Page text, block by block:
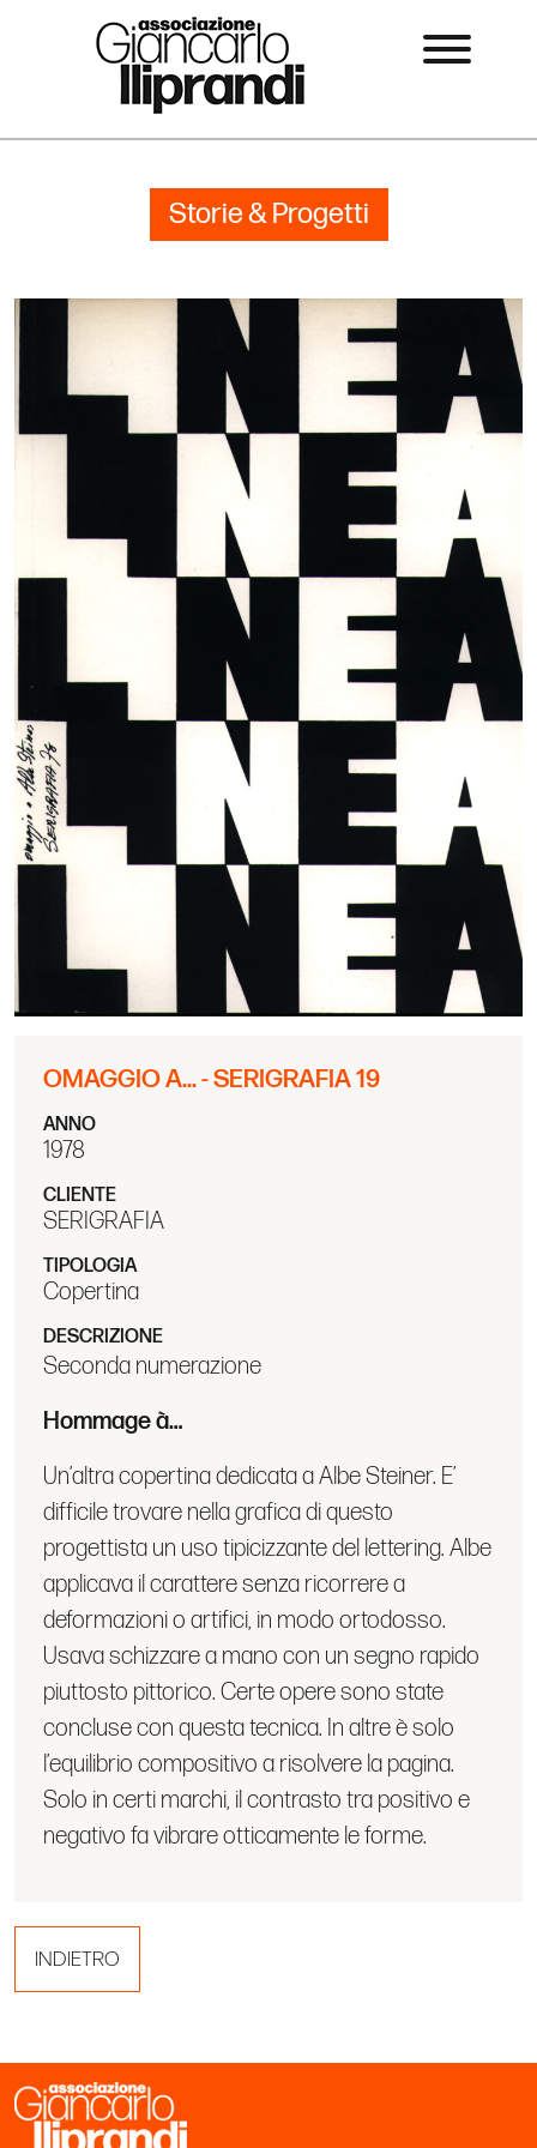
Storie & Progetti
OMAGGIO A... - SERIGRAFIA 19
ANNO
1978
CLIENTE
SERIGRAFIA
TIPOLOGIA
Copertina
DESCRIZIONE
Seconda numerazione
Hommage à…
Un’altra copertina dedicata a Albe Steiner. E’
difficile trovare nella grafica di questo
progettista un uso tipicizzante del lettering. Albe
applicava il carattere senza ricorrere a
deformazioni o artifici, in modo ortodosso.
Usava schizzare a mano con un segno rapido
piuttosto pittorico. Certe opere sono state
concluse con questa tecnica. In altre è solo
l’equilibrio compositivo a risolvere la pagina.
Solo in certi marchi, il contrasto tra positivo e
negativo fa vibrare otticamente le forme.
INDIETRO